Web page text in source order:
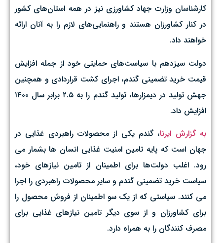
کارشناسان وزارت جهاد کشاورزی نیز در همه استان‌های کشور
در کنار کشاورزان هستند و راهنمایی‌های لازم را به آنان ارائه
خواهند داد.
دولت سیزدهم با سیاست‌های حمایتی خود از جمله افزایش
قیمت خرید تضمینی گندم، اجرای کشت قراردادی و همچنین
جهش تولید در دیمزارها، تولید گندم را به ۲.۵ برابر سال ۱۴۰۰
افزایش داد.
به گزارش ایرنا، گندم یکی از محصولات راهبردی غذایی در
جهان است که پایه تامین امنیت غذایی انسان ها بشمار می
رود. اغلب دولت‌ها برای اطمینان از تامین نیازهای خود،
سیاست خرید تضمینی گندم و سایر محصولات راهبردی را اجرا
می کنند. سیاستی که از یک سو اطمینان از فروش محصول را
برای کشاورزان و از سوی دیگر تامین نیازهای غذایی برای
مصرف کنندگان را به همراه دارد.